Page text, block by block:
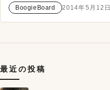
BoogieBoard 2014年5月12日
最近の投稿